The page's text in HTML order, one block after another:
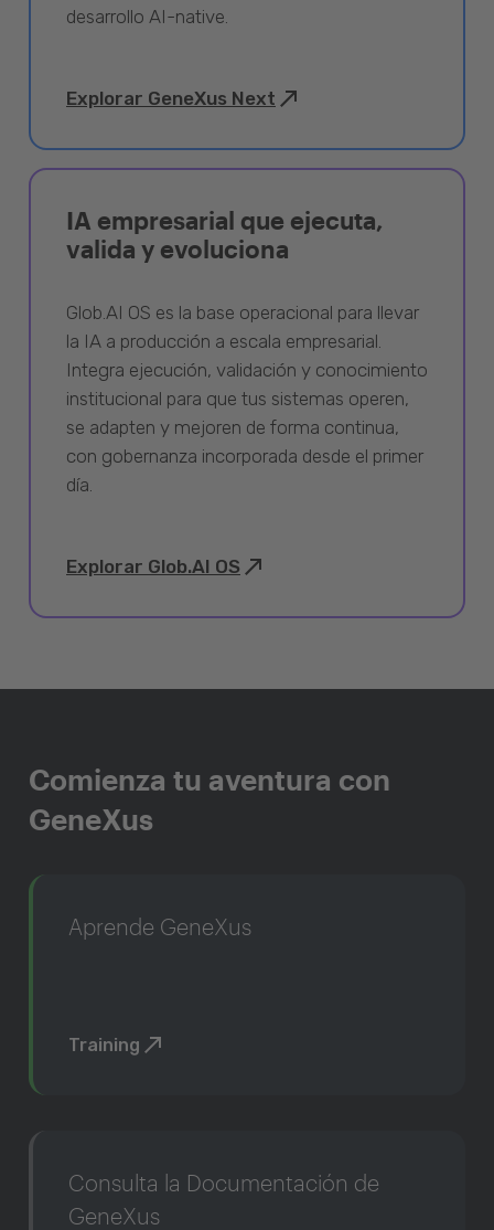
desarrollo AI-native.
Explorar GeneXus Next
IA empresarial que ejecuta,
valida y evoluciona
Glob.AI OS es la base operacional para llevar
la IA a producción a escala empresarial.
Integra ejecución, validación y conocimiento
institucional para que tus sistemas operen,
se adapten y mejoren de forma continua,
con gobernanza incorporada desde el primer
día.
Explorar Glob.AI OS
Comienza tu aventura con
GeneXus
Aprende GeneXus
Training
Consulta la Documentación de
GeneXus